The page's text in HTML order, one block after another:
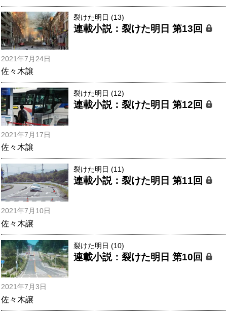
裂けた明日 (13)
連載小説：裂けた明日 第13回
2021年7月24日
佐々木譲
裂けた明日 (12)
連載小説：裂けた明日 第12回
2021年7月17日
佐々木譲
裂けた明日 (11)
連載小説：裂けた明日 第11回
2021年7月10日
佐々木譲
裂けた明日 (10)
連載小説：裂けた明日 第10回
2021年7月3日
佐々木譲